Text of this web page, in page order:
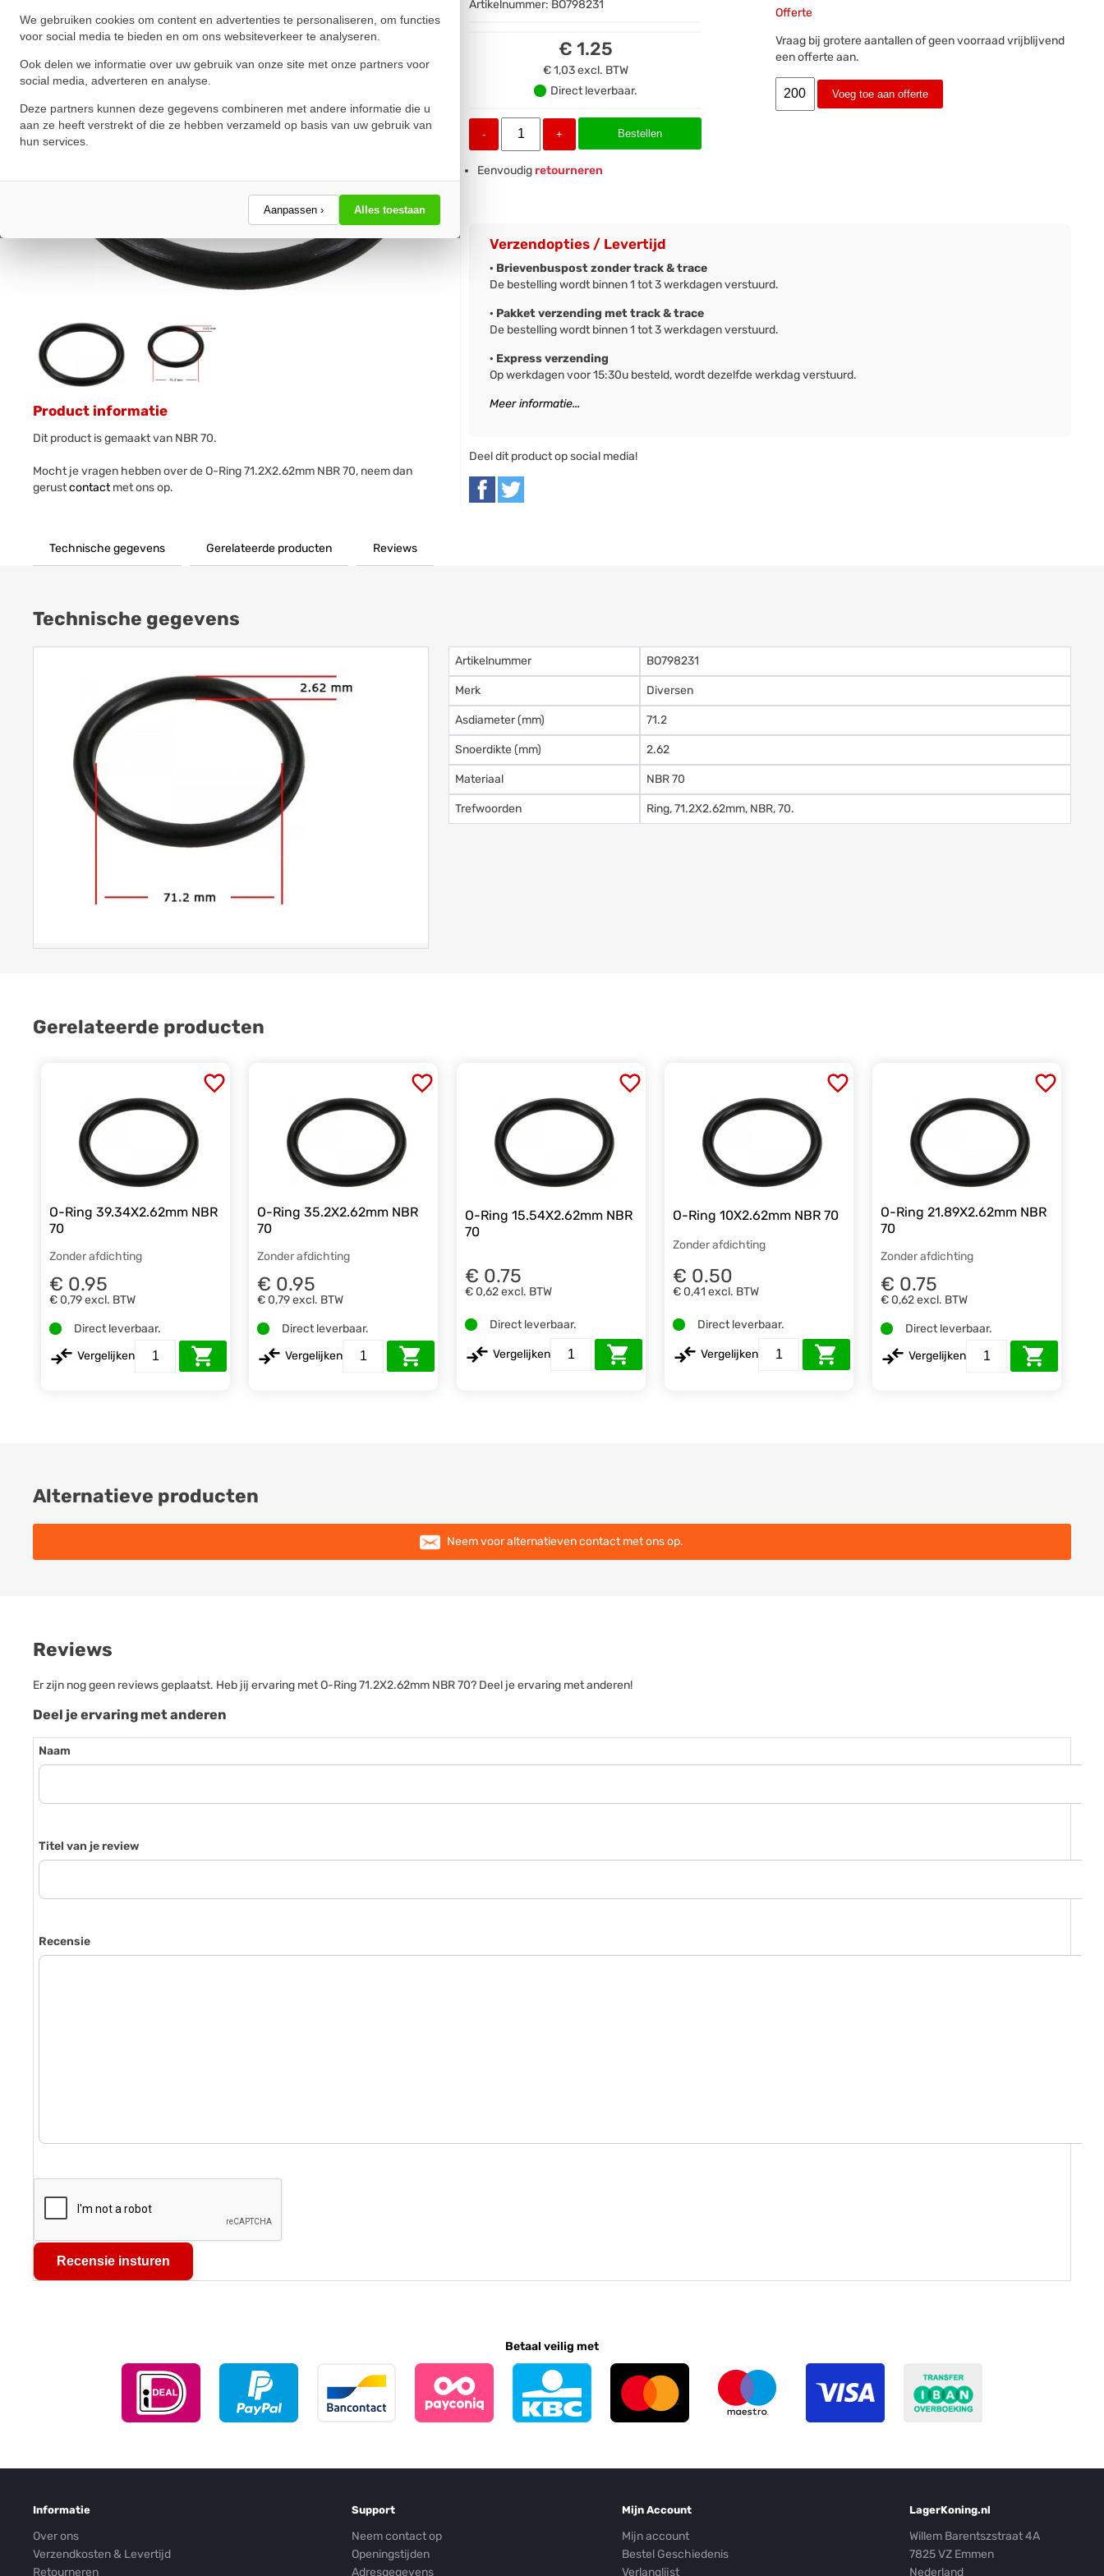
We gebruiken cookies om content en advertenties te personaliseren, om functies
voor social media te bieden en om ons websiteverkeer te analyseren.
Ook delen we informatie over uw gebruik van onze site met onze partners voor
social media, adverteren en analyse.
Deze partners kunnen deze gegevens combineren met andere informatie die u
aan ze heeft verstrekt of die ze hebben verzameld op basis van uw gebruik van
hun services.
Aanpassen › Alles toestaan
Product informatie
Dit product is gemaakt van NBR 70.
Mocht je vragen hebben over de O-Ring 71.2X2.62mm NBR 70, neem dan
gerustcontactmet ons op.
Artikelnummer: BO798231
€ 1.25
€ 1,03excl. BTW
Direct leverbaar.
- + Bestellen
Eenvoudigretourneren
Offerte
Vraag bij grotere aantallen of geen voorraad vrijblijvend
een offerte aan.
Voeg toe aan offerte
Verzendopties / Levertijd
· Brievenbuspost zonder track & trace
De bestelling wordt binnen 1 tot 3 werkdagen verstuurd.
· Pakket verzending met track & trace
De bestelling wordt binnen 1 tot 3 werkdagen verstuurd.
· Express verzending
Op werkdagen voor 15:30u besteld, wordt dezelfde werkdag verstuurd.
Meer informatie...
Deel dit product op social media!
Technische gegevens Gerelateerde producten Reviews
Technische gegevens
Artikelnummer BO798231
Merk Diversen
Asdiameter (mm) 71.2
Snoerdikte (mm) 2.62
Materiaal NBR 70
Trefwoorden Ring, 71.2X2.62mm, NBR, 70.
Gerelateerde producten
O-Ring 39.34X2.62mm NBR
70
Zonder afdichting
€ 0.95
€ 0,79excl. BTW
Direct leverbaar.
Vergelijken
O-Ring 35.2X2.62mm NBR
70
Zonder afdichting
€ 0.95
€ 0,79excl. BTW
Direct leverbaar.
Vergelijken
O-Ring 15.54X2.62mm NBR
70
€ 0.75
€ 0,62excl. BTW
Direct leverbaar.
Vergelijken
O-Ring 10X2.62mm NBR 70
Zonder afdichting
€ 0.50
€ 0,41 excl. BTW
Direct leverbaar.
Vergelijken
O-Ring 21.89X2.62mm NBR
70
Zonder afdichting
€ 0.75
€ 0,62excl. BTW
Direct leverbaar.
Vergelijken
Alternatieve producten
Neem voor alternatieven contact met ons op.
Reviews
Er zijn nog geen reviews geplaatst. Heb jij ervaring met O-Ring 71.2X2.62mm NBR 70? Deel je ervaring met anderen!
Deel je ervaring met anderen
Naam
Titel van je review
Recensie
Recensie insturen
Betaal veilig met
Informatie
Over ons
Verzendkosten & Levertijd
Retourneren
Support
Neem contact op
Openingstijden
Adresgegevens
Mijn Account
Mijn account
Bestel Geschiedenis
Verlanglijst
LagerKoning.nl
Willem Barentszstraat 4A
7825 VZ Emmen
Nederland